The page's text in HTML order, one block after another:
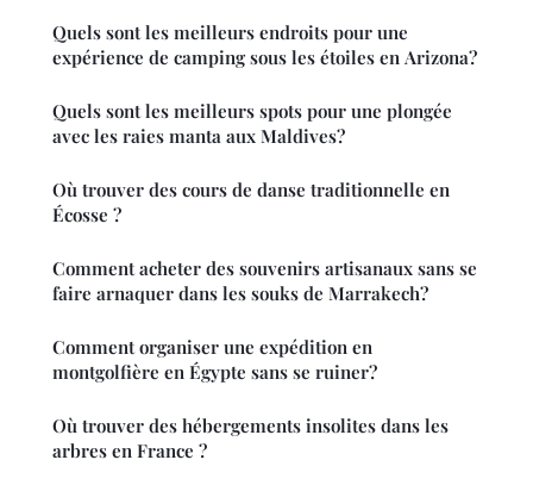
Quels sont les meilleurs endroits pour une
expérience de camping sous les étoiles en Arizona?
Quels sont les meilleurs spots pour une plongée
avec les raies manta aux Maldives?
Où trouver des cours de danse traditionnelle en
Écosse ?
Comment acheter des souvenirs artisanaux sans se
faire arnaquer dans les souks de Marrakech?
Comment organiser une expédition en
montgolfière en Égypte sans se ruiner?
Où trouver des hébergements insolites dans les
arbres en France ?